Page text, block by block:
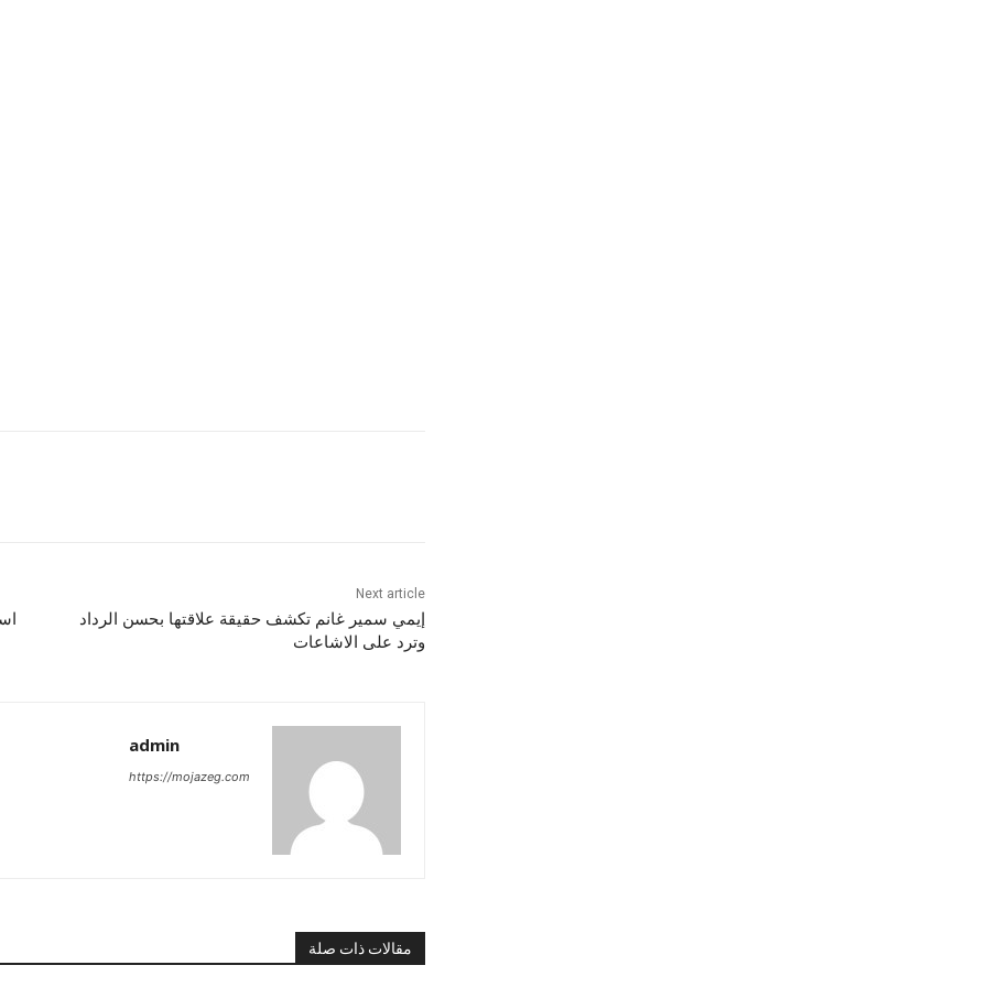
Next article
إيمي سمير غانم تكشف حقيقة علاقتها بحسن الرداد
وترد على الاشاعات
admin
https://mojazeg.com
مقالات ذات صلة